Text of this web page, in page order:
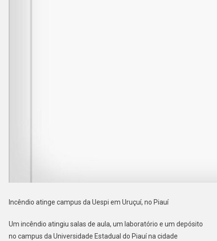
Incêndio atinge campus da Uespi em Uruçuí, no Piauí
Um incêndio atingiu salas de aula, um laboratório e um depósito
no campus da Universidade Estadual do Piauí na cidade